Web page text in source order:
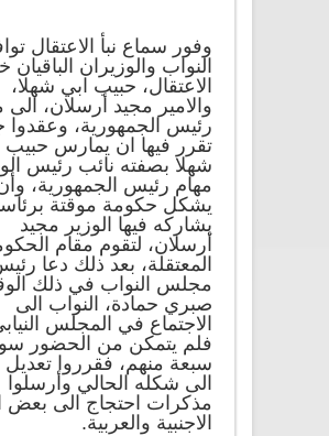
وفور سماع نبأ الاعتقال
النواب والوزيران الباقيان
الاعتقال، حبيب ابي شهلا،
والامير مجيد أرسلان، الى
رئيس الجمهورية،
تقرر فيها ان يمارس حبيب
شهلا بصفته نائب رئيس
مهام رئيس الجمهورية،
يشكل حكومة موقتة
يشاركه فيها الوزير مجيد
أرسلان، لتقوم مقام
المعتقلة، بعد ذلك دعا
مجلس النواب في ذلك
صبري حمادة، النواب الى
الاجتماع في المجلس
فلم يتمكن من الحضور
سبعة منهم، فقرروا تعديل
الى شكله الحالي وأرسلوا
مذكرات احتجاج الى بعض
الاجنبية والعربية.